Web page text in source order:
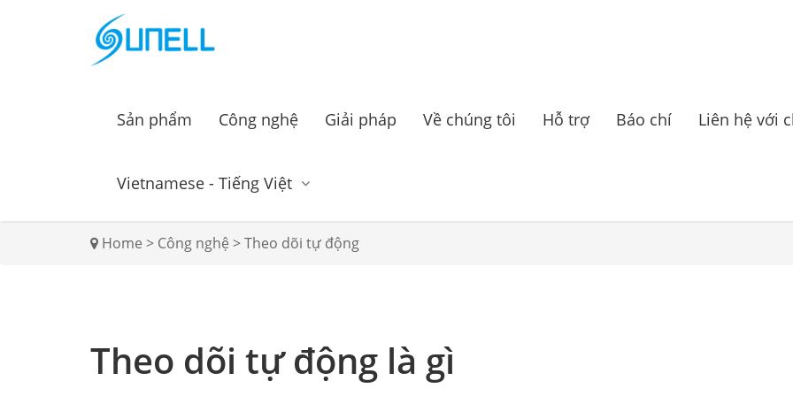
Sản phẩm Công nghệ Giải pháp Về chúng tôi Hỗ trợ Báo chí Liên hệ với
Vietnamese - Tiếng Việt
Home > Công nghệ >Theo dõi tự động
Theo dõi tự động là gì